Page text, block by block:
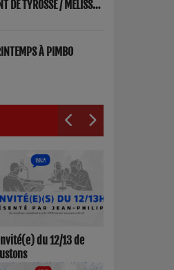
DE TYROSSE / MELISSA
À PIMBO
du 12/13 de